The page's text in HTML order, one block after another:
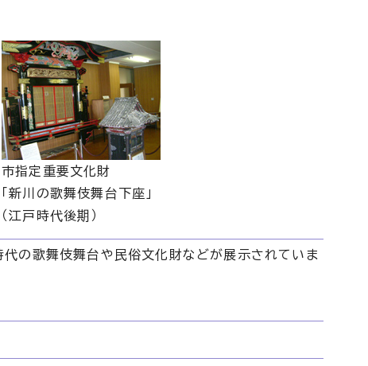
市指定重要文化財
「新川の歌舞伎舞台下座」
（江戸時代後期）
の歌舞伎舞台や民俗文化財などが展示されていま